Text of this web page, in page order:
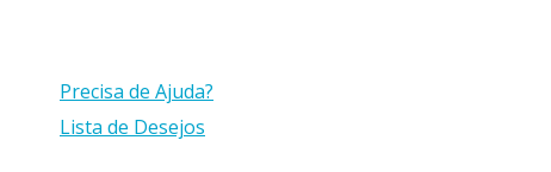
Precisa de Ajuda?
Lista de Desejos